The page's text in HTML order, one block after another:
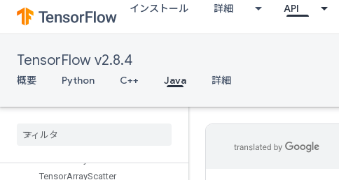
インストール 詳細 API
TensorFlow v2.8.4
概要 Python C++ Java 詳細
TPURoundRobin
TemporaryVariable
TensorArrayClose
TensorArrayConcat
TensorArrayGrad
TensorArrayScatter